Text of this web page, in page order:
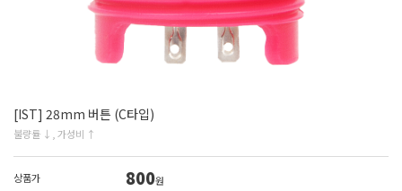
[IST] 28mm 버튼 (C타입)
불량률 ↓, 가성비 ↑
상품가 800원